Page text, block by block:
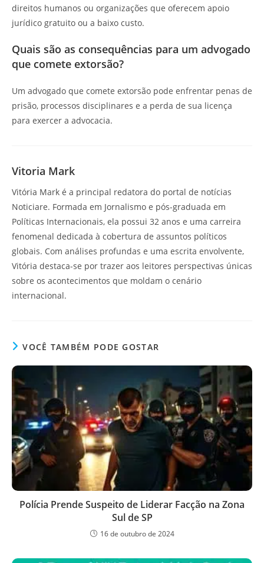
direitos humanos ou organizações que oferecem apoio
jurídico gratuito ou a baixo custo.
Quais são as consequências para um advogado
que comete extorsão?
Um advogado que comete extorsão pode enfrentar penas de
prisão, processos disciplinares e a perda de sua licença
para exercer a advocacia.
Vitoria Mark
Vitória Mark é a principal redatora do portal de notícias
Noticiare. Formada em Jornalismo e pós-graduada em
Políticas Internacionais, ela possui 32 anos e uma carreira
fenomenal dedicada à cobertura de assuntos políticos
globais. Com análises profundas e uma escrita envolvente,
Vitória destaca-se por trazer aos leitores perspectivas únicas
sobre os acontecimentos que moldam o cenário
internacional.
VOCÊ TAMBÉM PODE GOSTAR
Polícia Prende Suspeito de Liderar Facção na Zona
Sul de SP
16 de outubro de 2024